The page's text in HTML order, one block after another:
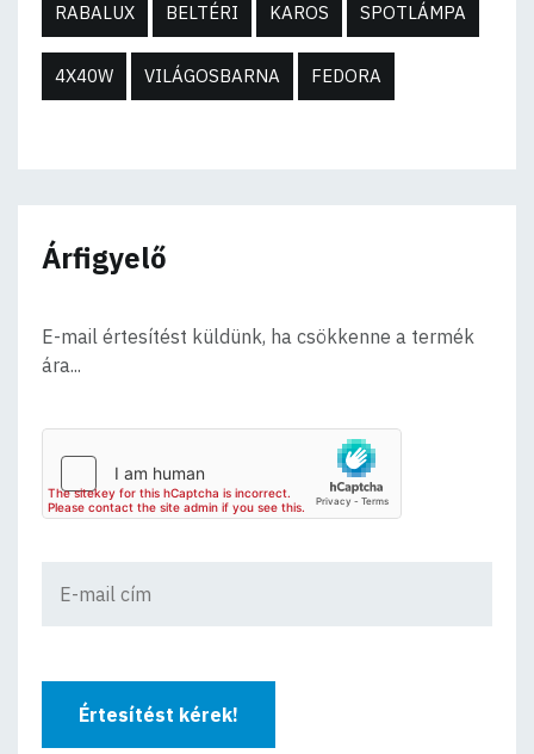
RABALUX BELTÉRI KAROS SPOTLÁMPA
4X40W VILÁGOSBARNA FEDORA
Árfigyelő
E-mail értesítést küldünk, ha csökkenne a termék
ára...
Értesítést kérek!